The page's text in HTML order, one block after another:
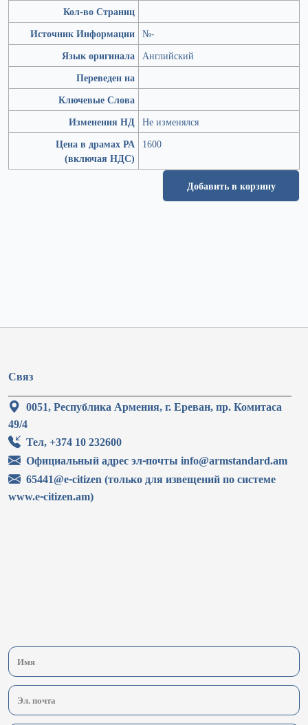
Кол-во Страниц
Источник Информации №-
Язык оригинала Английский
Переведен на
Ключевые Слова
Изменения НД Не изменялся
Цена в драмах РА
(включая НДС)
1600
Добавить в корзину
Связ
0051, Республика Армения, г. Ереван, пр. Комитаса
49/4
Тел, +374 10 232600
Официальный адрес эл-почты info@armstandard.am
65441@e-citizen (только для извещений по системе
www.e-citizen.am)